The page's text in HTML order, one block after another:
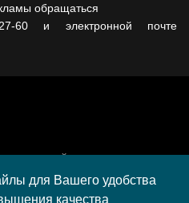
обращаться
и электронной почте
XIII Конкурса социальных и
"ЛУКОЙЛ" на территории
для Вашего удобства
качества